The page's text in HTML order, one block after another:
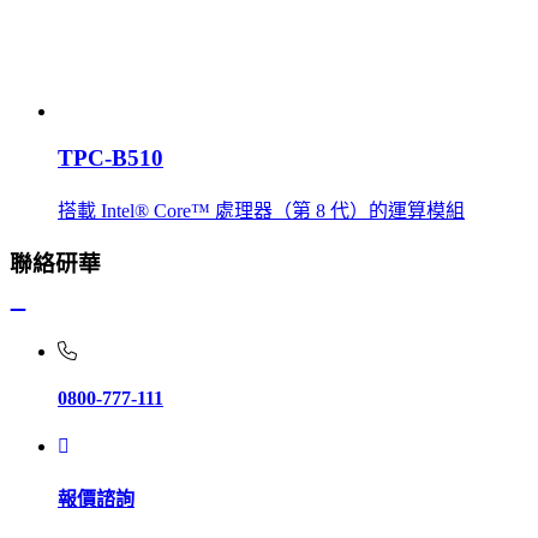
TPC-B510
搭載 Intel® Core™ 處理器（第 8 代）的運算模組
聯絡研華
0800-777-111
報價諮詢